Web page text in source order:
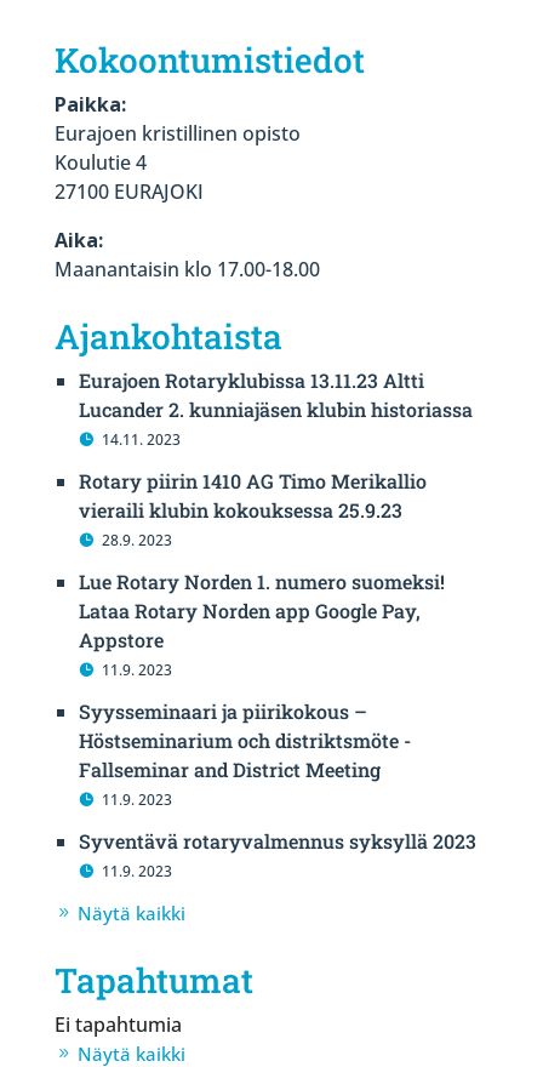
Kokoontumistiedot
Paikka:
Eurajoen kristillinen opisto
Koulutie 4
27100 EURAJOKI
Aika:
Maanantaisin klo 17.00-18.00
Ajankohtaista
Eurajoen Rotaryklubissa 13.11.23 Altti
Lucander 2. kunniajäsen klubin historiassa
14.11. 2023
Rotary piirin 1410 AG Timo Merikallio
vieraili klubin kokouksessa 25.9.23
28.9. 2023
Lue Rotary Norden 1. numero suomeksi!
Lataa Rotary Norden app Google Pay,
Appstore
11.9. 2023
Syysseminaari ja piirikokous –
Höstseminarium och distriktsmöte -
Fallseminar and District Meeting
11.9. 2023
Syventävä rotaryvalmennus syksyllä 2023
11.9. 2023
Näytä kaikki
Tapahtumat
Ei tapahtumia
Näytä kaikki